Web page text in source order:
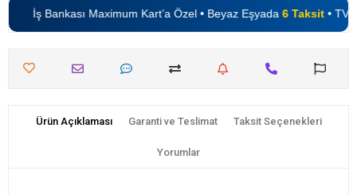
İş Bankası Maximum Kart’a Özel • Beyaz Eşyada6 Taksit•
Ürün Açıklaması Garanti ve Teslimat Taksit Seçenekleri
Yorumlar